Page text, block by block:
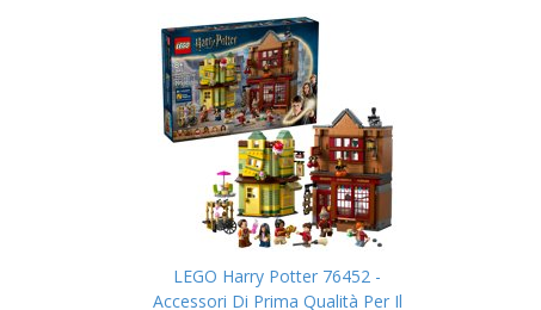
LEGO Harry Potter 76452 -
Accessori Di Prima Qualità Per Il